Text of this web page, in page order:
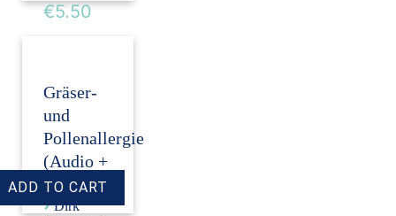
€5.50
Gräser-
und
Pollenallergie
(Audio +
Transkript)
› Dirk